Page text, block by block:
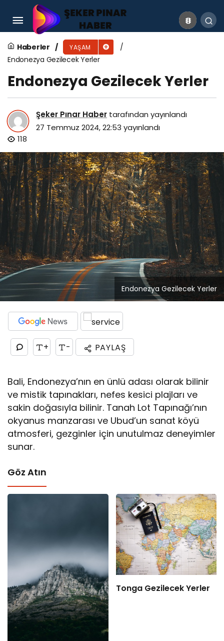
Haberler YAŞAM
Endonezya Gezilecek Yerler
Endonezya Gezilecek Yerler
Şeker Pınar Haber tarafından yayınlandı
27 Temmuz 2024, 22:53 yayınlandı
118
Endonezya Gezilecek Yerler
+ - PAYLAŞ
Bali, Endonezya’nın en ünlü adası olarak bilinir
ve mistik tapınakları, nefes kesici plajları ve
sakin doğasıyla bilinir. Tanah Lot Tapınağı’nın
okyanus manzarası ve Ubud’un sanat köyü
atmosferi, gezginler için unutulmaz deneyimler
sunar.
Göz Atın
Tonga Gezilecek Yerler
Avusturalya Gezilecek Yerler